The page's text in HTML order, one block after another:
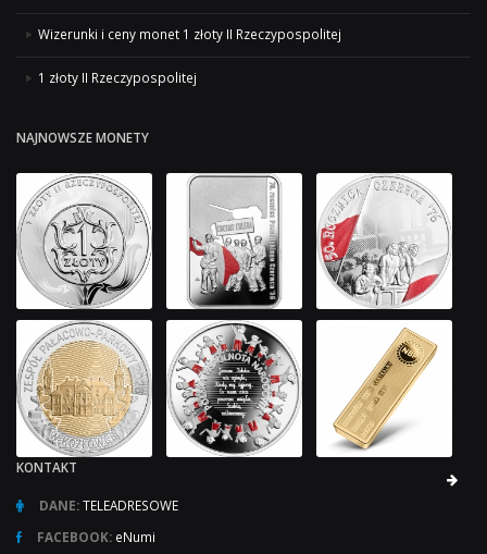
Wizerunki i ceny monet 1 złoty II Rzeczypospolitej
1 złoty II Rzeczypospolitej
NAJNOWSZE MONETY
KONTAKT
DANE:TELEADRESOWE
FACEBOOK: eNumi